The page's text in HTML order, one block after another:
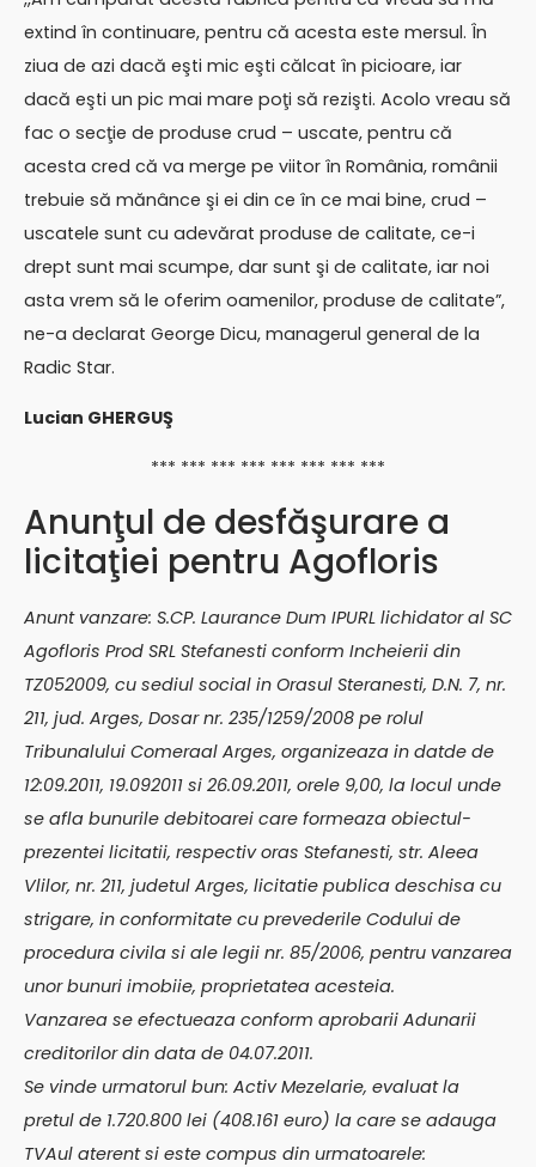
extind în continuare, pentru că acesta este mersul. În
ziua de azi dacă eşti mic eşti călcat în picioare, iar
dacă eşti un pic mai mare poţi să rezişti. Acolo vreau să
fac o secţie de produse crud – uscate, pentru că
acesta cred că va merge pe viitor în România, românii
trebuie să mănânce şi ei din ce în ce mai bine, crud –
uscatele sunt cu adevărat produse de calitate, ce-i
drept sunt mai scumpe, dar sunt şi de calitate, iar noi
asta vrem să le oferim oamenilor, produse de calitate”,
ne-a declarat George Dicu, managerul general de la
Radic Star.
Lucian GHERGUŞ
*** *** *** *** *** *** *** ***
Anunţul de desfăşurare a
licitaţiei pentru Agofloris
Anunt vanzare: S.CP. Laurance Dum IPURL lichidator al SC
Agofloris Prod SRL Stefanesti conform Incheierii din
TZ052009, cu sediul social in Orasul Steranesti, D.N. 7, nr.
211, jud. Arges, Dosar nr. 235/1259/2008 pe rolul
Tribunalului Comeraal Arges, organizeaza in datde de
12:09.2011, 19.092011 si 26.09.2011, orele 9,00, la locul unde
se afla bunurile debitoarei care formeaza obiectul-
prezentei licitatii, respectiv oras Stefanesti, str. Aleea
Vlilor, nr. 211, judetul Arges, licitatie publica deschisa cu
strigare, in conformitate cu prevederile Codului de
procedura civila si ale legii nr. 85/2006, pentru vanzarea
unor bunuri imobiie, proprietatea acesteia.
Vanzarea se efectueaza conform aprobarii Adunarii
creditorilor din data de 04.07.2011.
Se vinde urmatorul bun: Activ Mezelarie, evaluat la
pretul de 1.720.800 lei (408.161 euro) la care se adauga
TVAul aterent si este compus din urmatoarele: